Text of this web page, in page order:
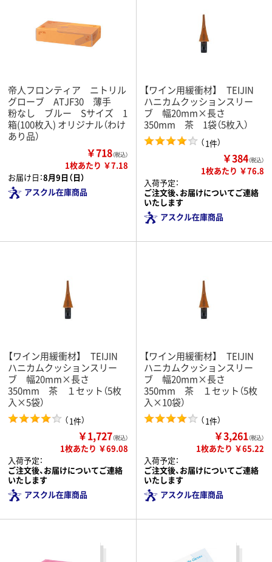
帝人フロンティア ニトリル
グローブ ATJF30 薄手
粉なし ブルー Sサイズ 1
箱(100枚入) オリジナル（わけ
あり品）
￥718（税込）
1枚あたり ￥7.18
お届け日：8月9日（日）
アスクル在庫商品
【ワイン用緩衝材】 TEIJIN
ハニカムクッションスリー
ブ 幅20mm×長さ
350mm 茶 1袋（5枚入）
（1件）
￥384（税込）
1枚あたり ￥76.8
入荷予定：
ご注文後、お届けについてご連絡
いたします
アスクル在庫商品
【ワイン用緩衝材】 TEIJIN
ハニカムクッションスリー
ブ 幅20mm×長さ
350mm 茶 １セット（5枚
入×5袋）
（1件）
￥1,727（税込）
1枚あたり ￥69.08
入荷予定：
ご注文後、お届けについてご連絡
いたします
アスクル在庫商品
【ワイン用緩衝材】 TEIJIN
ハニカムクッションスリー
ブ 幅20mm×長さ
350mm 茶 １セット（5枚
入×10袋）
（1件）
￥3,261（税込）
1枚あたり ￥65.22
入荷予定：
ご注文後、お届けについてご連絡
いたします
アスクル在庫商品